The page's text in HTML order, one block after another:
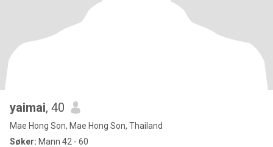
yaimai, 40
Mae Hong Son, Mae Hong Son, Thailand
Søker: Mann 42 - 60